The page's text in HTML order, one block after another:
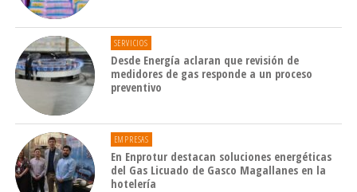
SERVICIOS
Desde Energía aclaran que revisión de
medidores de gas responde a un proceso
preventivo
EMPRESAS
En Enprotur destacan soluciones energéticas
del Gas Licuado de Gasco Magallanes en la
hotelería